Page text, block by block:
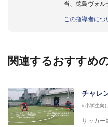
当、徳島ヴォル
日本サッカー協
協会公認キッズ
【指導歴】
FリーグU23選
表監督
日本サッカー協
この指導者につ
関連するおすすめ
チャレ
#小学生向
サッカー